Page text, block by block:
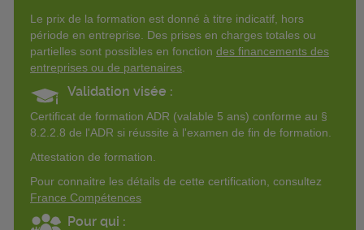
Le prix de la formation est donné à titre indicatif, hors
période en entreprise. Des prises en charges totales ou
partielles sont possibles en fonction des financements des
entreprises ou de partenaires
Validation visée :
Certificat de formation ADR (valable 5 ans) conforme au §
8.2.2.8 de l'ADR si réussite à l'examen de fin de formation.
Attestation de formation.
Pour connaitre les détails de cette certification, consultez
France Compétences
Pour qui :